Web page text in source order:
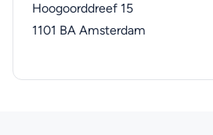
Hoogoorddreef 15
1101 BA Amsterdam